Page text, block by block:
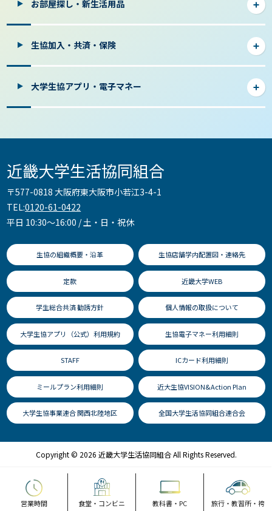
お部屋探し・新生活用品
生協加入・共済・保険
大学生協アプリ・電子マネー
近畿大学生活協同組合
〒577-0818 大阪府東大阪市小若江3-4-1
TEL:0120-61-0422
平日 10:30～16:00 / 土・日・祝休
生協の組織概要・沿革 生協店舗学内配置図・連絡先
定款 近畿大学WEB
学生総合共済 勧誘方針 個人情報の取扱について
大学生協アプリ（公式）利用規約 生協電子マネー利用細則
STAFF ICカード利用細則
ミールプラン利用細則 近大生協VISION&Action Plan
大学生協事業連合 関西北陸地区 全国大学生活協同組合連合会
Copyright © 2026 近畿大学生活協同組合 All Rights Reserved.
営業時間 食堂・コンビニ 教科書・PC 旅行・教習所・袴